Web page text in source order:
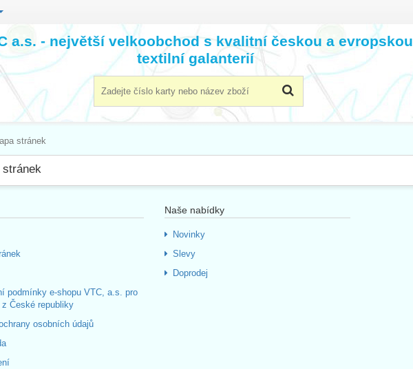
a.s. - největší velkoobchod s kvalitní českou a evropskou
textilní galanterií
stránek
stránek
podmínky e-shopu VTC, a.s. pro
České republiky
osobních údajů
Naše nabídky
Novinky
Slevy
Doprodej